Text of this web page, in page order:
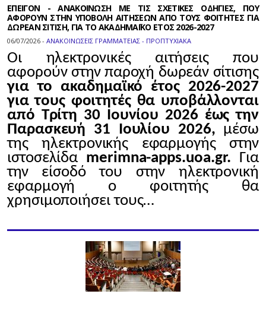
ΕΠΕΙΓΟΝ - ΑΝΑΚΟΙΝΩΣΗ ΜΕ ΤΙΣ ΣΧΕΤΙΚΕΣ ΟΔΗΓΙΕΣ, ΠΟΥ
ΑΦΟΡΟΥΝ ΣΤΗΝ ΥΠΟΒΟΛΗ ΑΙΤΗΣΕΩΝ ΑΠΟ ΤΟΥΣ ΦΟΙΤΗΤΕΣ ΓΙΑ
ΔΩΡΕΑΝ ΣΙΤΙΣΗ, ΓΙΑ ΤΟ ΑΚΑΔΗΜΑΪΚΟ ΕΤΟΣ 2026-2027
06/07/2026 - ΑΝΑΚΟΙΝΩΣΕΙΣ ΓΡΑΜΜΑΤΕΙΑΣ - ΠΡΟΠΤΥΧΙΑΚΑ
Οι ηλεκτρονικές αιτήσεις που
αφορούν στην παροχή δωρεάν σίτισης
για το ακαδημαϊκό έτος 2026-2027
για τους φοιτητές θα υποβάλλονται
από Τρίτη 30 Ιουνίου 2026 έως την
Παρασκευή 31 Ιουλίου 2026, μέσω
της ηλεκτρονικής εφαρμογής στην
ιστοσελίδα merimna-apps.uoa.gr. Για
την είσοδό του στην ηλεκτρονική
εφαρμογή ο φοιτητής θα
χρησιμοποιήσει τους…